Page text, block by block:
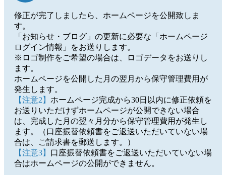
修正が完了しましたら、ホームページを公開致しま
す。
「お知らせ・ブログ」の更新に必要な「ホームページ
ログイン情報」をお送りします。
※ロゴ制作をご希望の場合は、ロゴデータをお送りし
ます。
ホームページを公開した月の翌月から保守管理費用が
発生します。
【注意2】 ホームページ完成から30日以内に修正依頼を
お送りいただけずホームページが公開できない場合
は、完成した月の翌々月分から保守管理費用が発生し
ます。（口座振替依頼書をご返送いただいていない場
合は、ご請求書を郵送します。）
【注意3】 口座振替依頼書をご返送いただいていない場
合はホームページの公開ができません。